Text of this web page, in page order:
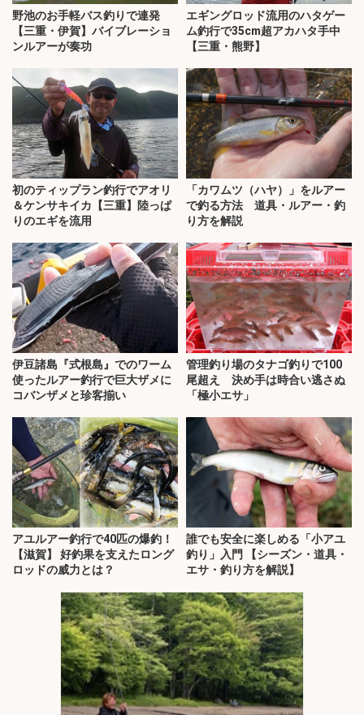
野池のお手軽バス釣りで連発
【三重・伊賀】バイブレーショ
ンルアーが奏功
エギングロッド流用のハタゲー
ム釣行で35cm超アカハタ手中
【三重・熊野】
初のティップラン釣行でアオリ
＆ケンサキイカ【三重】陸っぱ
りのエギを流用
「カワムツ（ハヤ）」をルアー
で釣る方法 道具・ルアー・釣
り方を解説
伊豆諸島『式根島』でのワーム
使ったルアー釣行で巨大ザメに
コバンザメと珍客揃い
管理釣り場のタナゴ釣りで100
尾超え 決め手は時合い逃さぬ
「極小エサ」
アユルアー釣行で40匹の爆釣！
【滋賀】 好釣果を支えたロング
ロッドの威力とは？
誰でも安全に楽しめる「小アユ
釣り」入門 【シーズン・道具・
エサ・釣り方を解説】